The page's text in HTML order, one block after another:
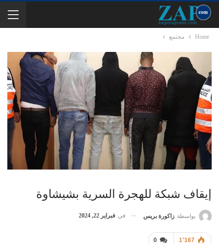
Home مجتمع
إيقاف شبكة للهجرة السرية بشيشاوة
بواسطة زاكورة بريس في فبراير 22, 2024
0 1٬167